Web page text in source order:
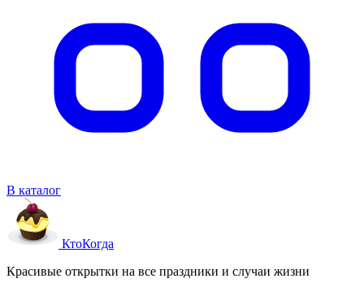
В каталог
КтоКогда
Красивые открытки на все праздники и случаи жизни